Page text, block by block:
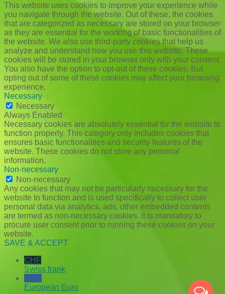
This website uses cookies to improve your experience while
you navigate through the website. Out of these, the cookies
that are categorized as necessary are stored on your browser
as they are essential for the working of basic functionalities of
the website. We also use third-party cookies that help us
analyze and understand how you use this website. These
cookies will be stored in your browser only with your consent.
You also have the option to opt-out of these cookies. But
opting out of some of these cookies may affect your browsing
experience.
Necessary
Necessary
Always Enabled
Necessary cookies are absolutely essential for the website to
function properly. This category only includes cookies that
ensures basic functionalities and security features of the
website. These cookies do not store any personal
information.
Non-necessary
Non-necessary
Any cookies that may not be particularly necessary for the
website to function and is used specifically to collect user
personal data via analytics, ads, other embedded contents
are termed as non-necessary cookies. It is mandatory to
procure user consent prior to running these cookies on your
website.
SAVE & ACCEPT
CHF
Swiss frank
EUR
European Euro